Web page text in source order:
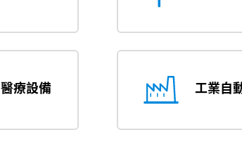
醫療設備 工業自